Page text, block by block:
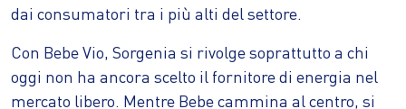
dai consumatori tra i più alti del settore.
Con Bebe Vio, Sorgenia si rivolge soprattutto a chi
oggi non ha ancora scelto il fornitore di energia nel
mercato libero. Mentre Bebe cammina al centro, si